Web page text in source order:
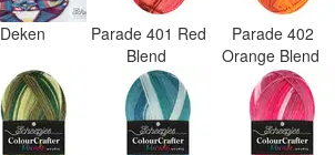
Deken
Parade 401 Red
Blend
Parade 402
Orange Blend